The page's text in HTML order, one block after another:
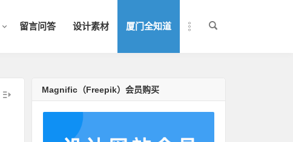
留言问答 设计素材 厦门全知道
Magnific（Freepik）会员购买